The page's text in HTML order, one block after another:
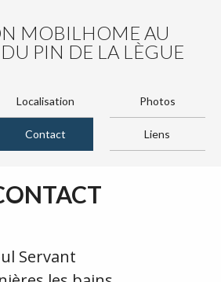
MOBILHOME AU
PIN DE LA LÈGUE
Localisation Photos
Contact Liens
Servant